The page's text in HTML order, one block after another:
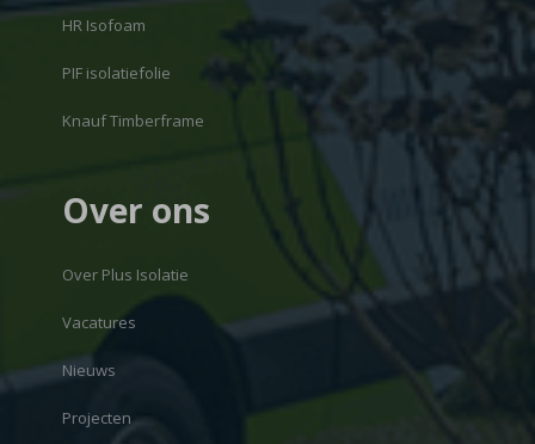
HR Isofoam
PIF isolatiefolie
Knauf Timberframe
Over ons
Over Plus Isolatie
Vacatures
Nieuws
Projecten